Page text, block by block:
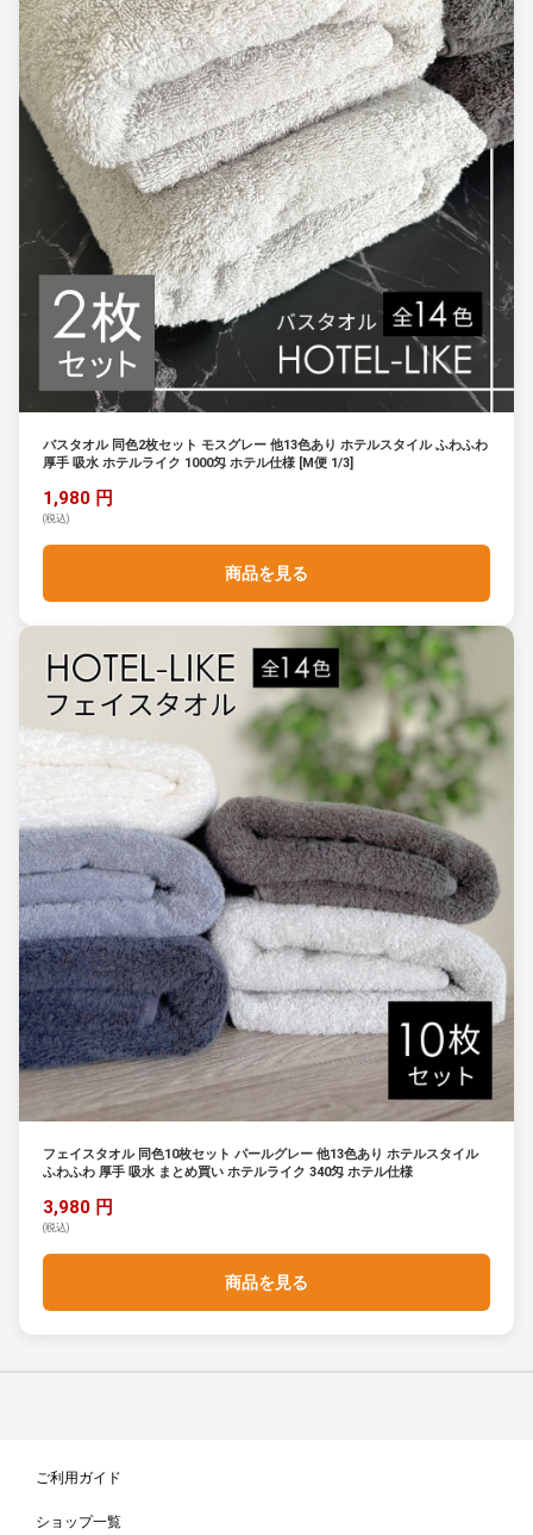
バスタオル 同色2枚セット モスグレー 他13色あり ホテルスタイル ふわふわ
厚手 吸水 ホテルライク 1000匁 ホテル仕様 [M便 1/3]
1,980 円
(税込)
商品を見る
フェイスタオル 同色10枚セット パールグレー 他13色あり ホテルスタイル
ふわふわ 厚手 吸水 まとめ買い ホテルライク 340匁 ホテル仕様
3,980 円
(税込)
商品を見る
ご利用ガイド
ショップ一覧